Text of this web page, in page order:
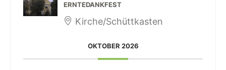
ERNTEDANKFEST
Kirche/Schüttkasten
OKTOBER 2026